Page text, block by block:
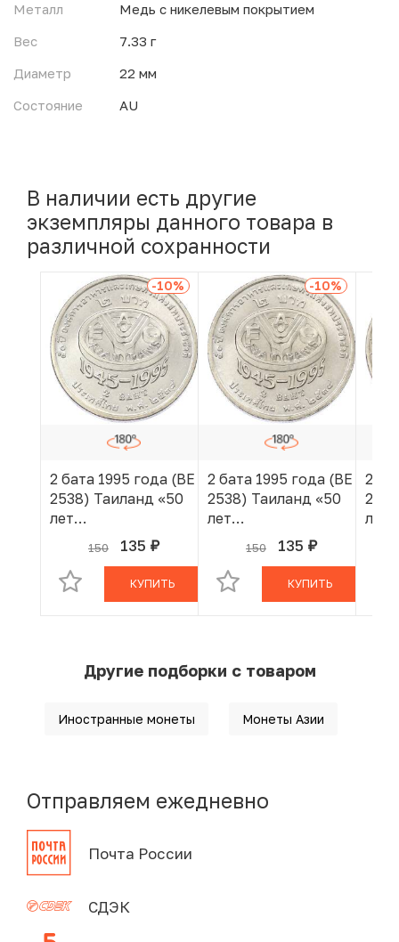
Металл
Медь с никелевым покрытием
Вес
7.33 г
Диаметр
22 мм
Состояние
AU
В наличии есть другие
экземпляры данного товара в
различной сохранности
-10%
2 бата 1995 года (BE
2538) Таиланд «50
лет
продовольственной
программе — ФАО»
150 135 руб.
В КОРЗИНЕ
КУПИТЬ
-10%
2 бата 1995 года (BE
2538) Таиланд «50
лет
продовольственной
программе — ФАО»
150 135 руб.
В КОРЗИНЕ
КУПИТЬ
2
лет
Другие подборки с товаром
Иностранные монеты Монеты Азии
Отправляем ежедневно
Почта России
СДЭК